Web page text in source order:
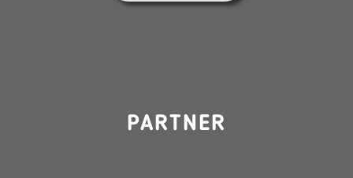
PARTNER